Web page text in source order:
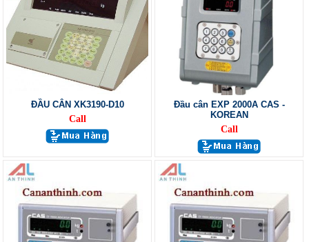
ĐẦU CÂN XK3190-D10
Call
Đầu cân EXP 2000A CAS -
KOREAN
Call